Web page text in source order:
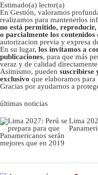
Estimado(a) lector(a)
En Gestión, valoramos
realizamos para mantenerlos
no está permitido,
o parcialmente los contenidos
autorizacion previa y expresa
En su lugar, los invitamos a
publicaciones, para que más
veraz y de calidad
Asimismo, pueden suscribirse
exclusivo que elaboramos para
Gracias por ayudarnos a
últimas noticias
Lima